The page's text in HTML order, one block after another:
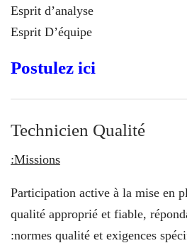
Esprit d’analyse
Esprit D’équipe
Postulez ici
Technicien Qualité
Missions:
Participation active à la mise en
qualité approprié et fiable,
normes qualité et exigences